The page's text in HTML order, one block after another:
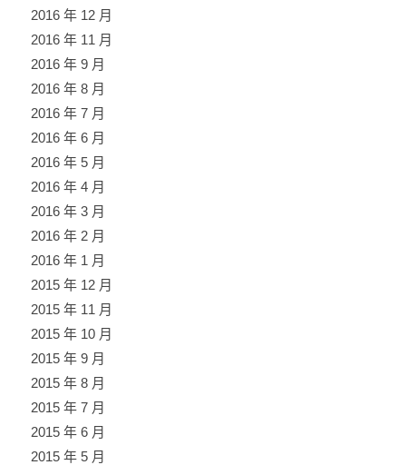
2016 年 12 月
2016 年 11 月
2016 年 9 月
2016 年 8 月
2016 年 7 月
2016 年 6 月
2016 年 5 月
2016 年 4 月
2016 年 3 月
2016 年 2 月
2016 年 1 月
2015 年 12 月
2015 年 11 月
2015 年 10 月
2015 年 9 月
2015 年 8 月
2015 年 7 月
2015 年 6 月
2015 年 5 月